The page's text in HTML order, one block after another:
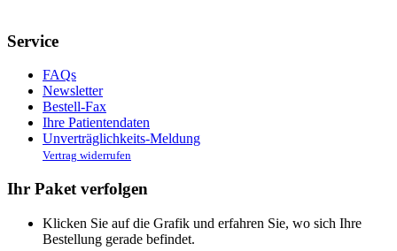
Service
FAQs
Newsletter
Bestell-Fax
Ihre Patientendaten
Unverträglichkeits-Meldung
Vertrag widerrufen
Ihr Paket verfolgen
Klicken Sie auf die Grafik und erfahren Sie, wo sich Ihre
Bestellung gerade befindet.